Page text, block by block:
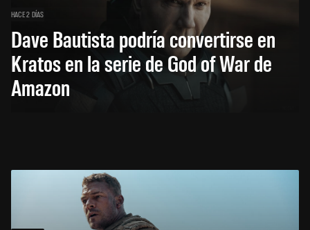
HACE 2 DÍAS
Dave Bautista podría convertirse en
Kratos en la serie de God of War de
Amazon